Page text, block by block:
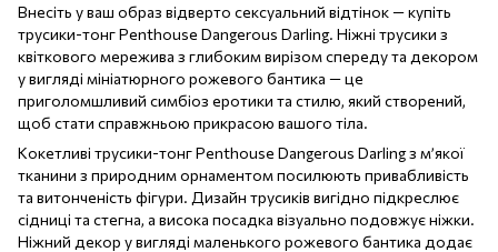
Внесіть у ваш образ відверто сексуальний відтінок — купіть
трусики-тонг Penthouse Dangerous Darling. Ніжні трусики з
квіткового мережива з глибоким вирізом спереду та декором
у вигляді мініатюрного рожевого бантика — це
приголомшливий симбіоз еротики та стилю, який створений,
щоб стати справжньою прикрасою вашого тіла.
Кокетливі трусики-тонг Penthouse Dangerous Darling з м’якої
тканини з природним орнаментом посилюють привабливість
та витонченість фігури. Дизайн трусиків вигідно підкреслює
сідниці та стегна, а висока посадка візуально подовжує ніжки.
Ніжний декор у вигляді маленького рожевого бантика додає